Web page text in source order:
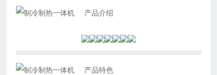
产品介绍
产品特色